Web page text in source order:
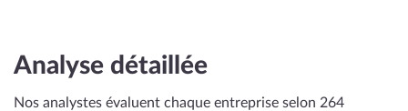
Analyse détaillée
Nos analystes évaluent chaque entreprise selon 264